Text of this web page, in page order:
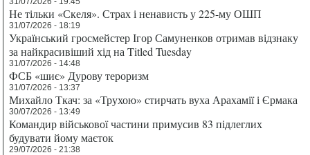
Не тільки «Скеля». Страх і ненависть у 225-му ОШП
31/07/2026 - 18:19
Український гросмейстер Ігор Самуненков отримав відзнаку
за найкрасивіший хід на Titled Tuesday
31/07/2026 - 14:48
ФСБ «шиє» Дурову тероризм
31/07/2026 - 13:37
Михайло Ткач: за «Трухою» стирчать вуха Арахамії і Єрмака
30/07/2026 - 13:49
Командир військової частини примусив 83 підлеглих
будувати йому маєток
29/07/2026 - 21:38